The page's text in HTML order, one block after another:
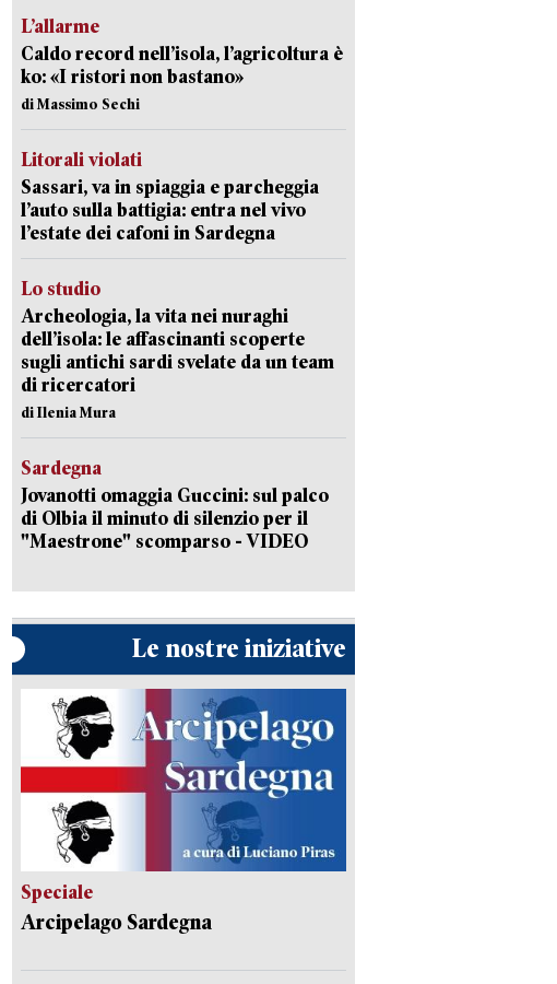
L’allarme
Caldo record nell’isola, l’agricoltura è
ko: «I ristori non bastano»
di Massimo Sechi
Litorali violati
Sassari, va in spiaggia e parcheggia
l’auto sulla battigia: entra nel vivo
l’estate dei cafoni in Sardegna
Lo studio
Archeologia, la vita nei nuraghi
dell’isola: le affascinanti scoperte
sugli antichi sardi svelate da un team
di ricercatori
di Ilenia Mura
Sardegna
Jovanotti omaggia Guccini: sul palco
di Olbia il minuto di silenzio per il
"Maestrone" scomparso - VIDEO
Le nostre iniziative
Speciale
Arcipelago Sardegna